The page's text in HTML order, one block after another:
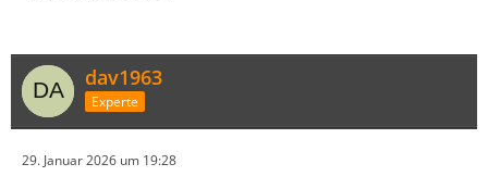
dav1963
Experte
29. Januar 2026 um 19:28